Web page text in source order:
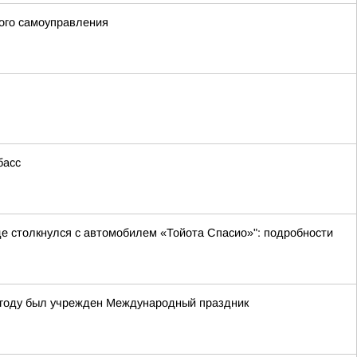
самоуправления
столкнулся с автомобилем «Тойота Спасио»": подробности
был учрежден Международный праздник